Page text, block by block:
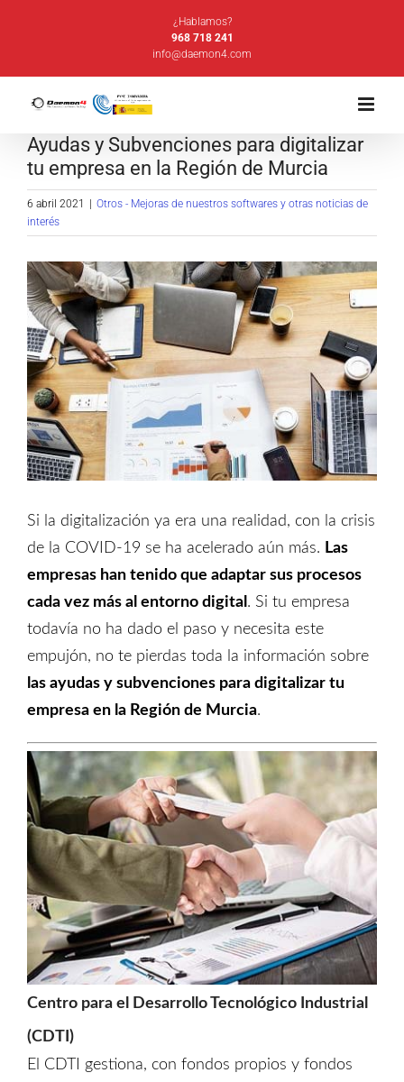
¿Hablamos?
968 718 241
info@daemon4.com
Ayudas y Subvenciones para digitalizar
tu empresa en la Región de Murcia
6 abril 2021
Otros - Mejoras de nuestros softwares y otras noticias de
interés
Ver
imagen
más
grande
Si la digitalización ya era una realidad, con la crisis
de la COVID-19 se ha acelerado aún más. Las
empresas han tenido que adaptar sus procesos
cada vez más al entorno digital . Si tu empresa
todavía no ha dado el paso y necesita este
empujón, no te pierdas toda la información sobre
las ayudas y subvenciones para digitalizar tu
empresa en la Región de Murcia.
Centro para el Desarrollo Tecnológico Industrial
(CDTI)
El CDTI gestiona, con fondos propios y fondos